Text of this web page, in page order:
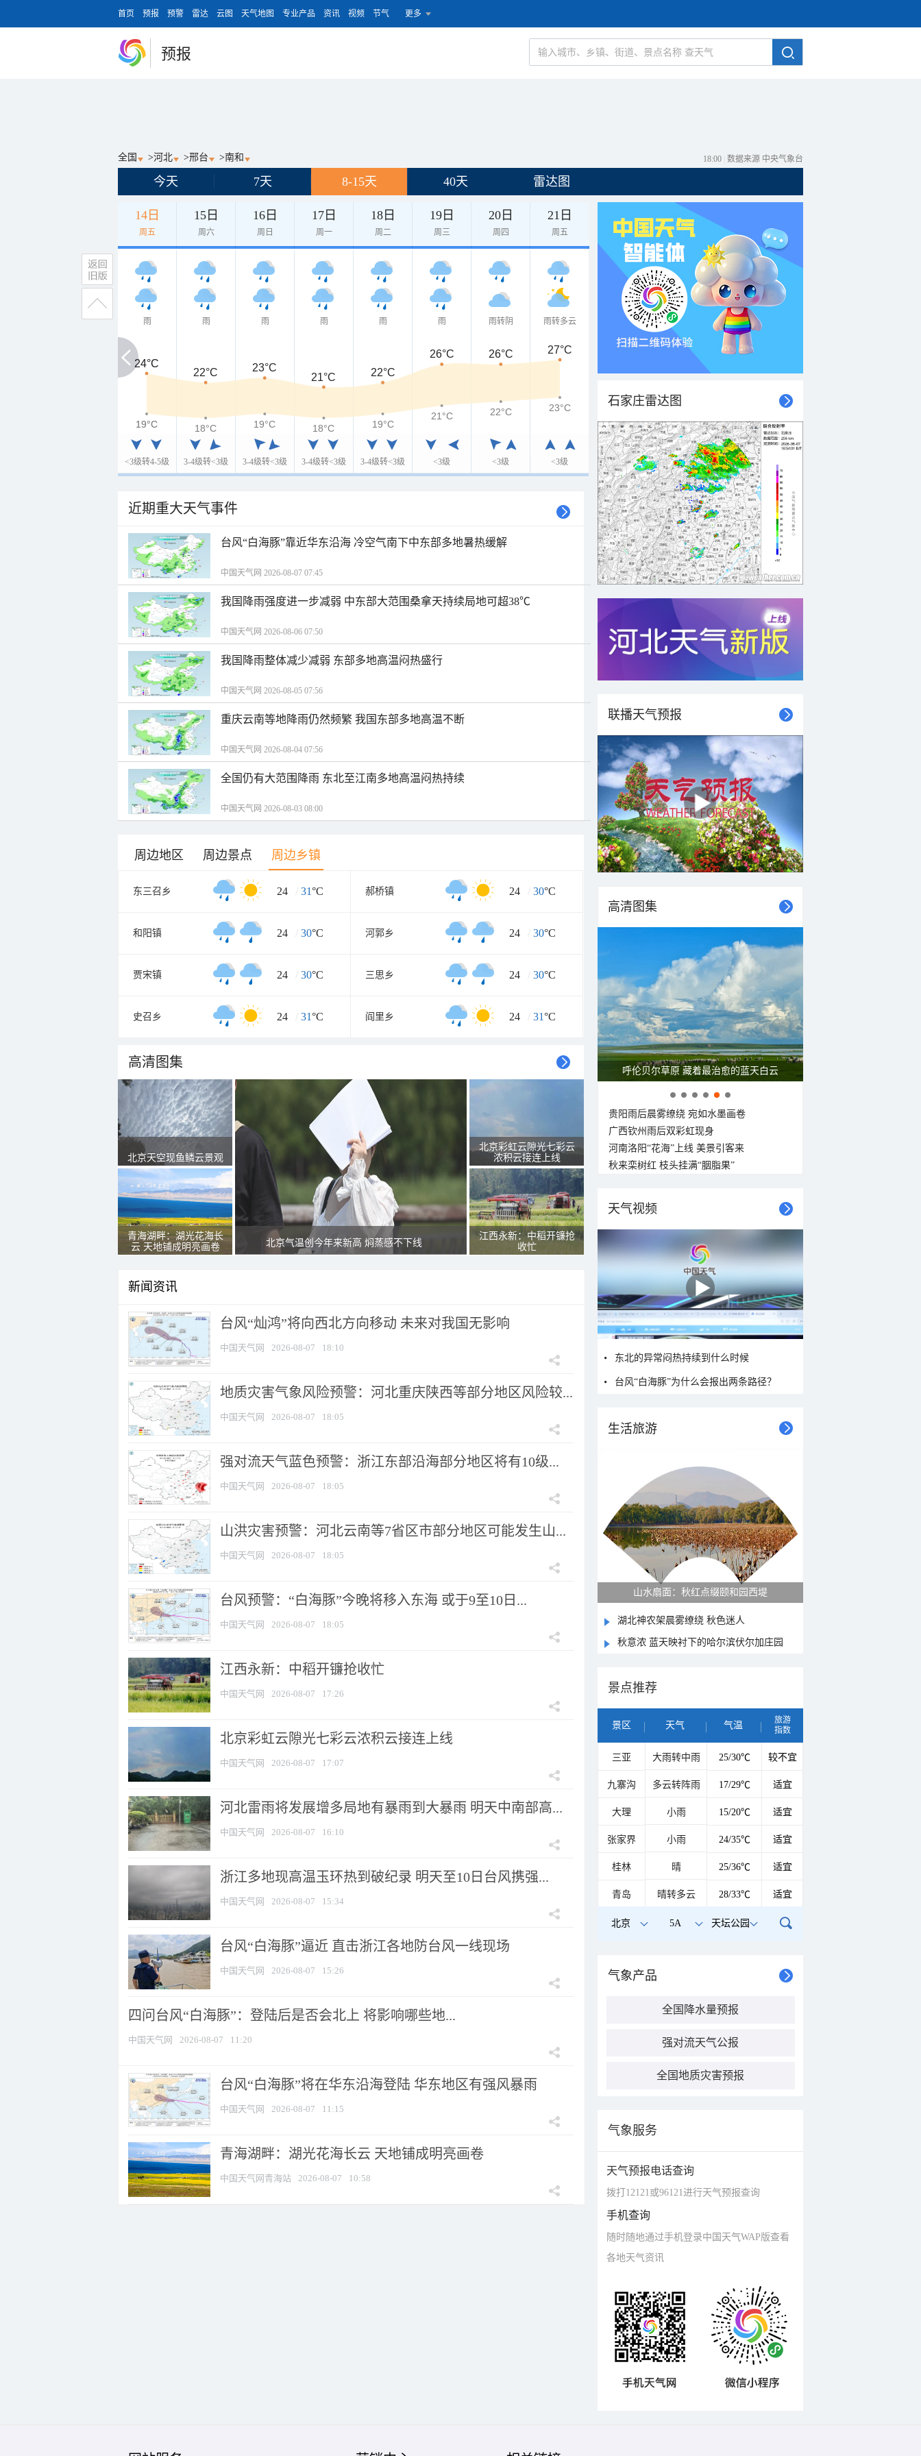
首页 预报 预警 雷达 云图 天气地图 专业产品 资讯 视频 节气 更多
预报
全国 >河北 >邢台 >南和 18:00 数据来源 中央气象台
今天 7天 8-15天 40天 雷达图
14日
周五
15日
周六
16日
周日
17日
周一
18日
周二
19日
周三
20日
周四
21日
周五
雨
<3级转4-5级
雨
3-4级转<3级
雨
3-4级转<3级
雨
3-4级转<3级
雨
3-4级转<3级
雨
<3级
雨转阴
<3级
雨转多云
<3级
24°C
24°C
22°C 23°C
21°C 22°C
26°C 26°C 27°C
19°C
19°C 18°C 19°C 18°C 19°C
21°C 22°C 23°C
近期重大天气事件
台风“白海豚”靠近华东沿海 冷空气南下中东部多地暑热缓解
中国天气网 2026-08-07 07:45
我国降雨强度进一步减弱 中东部大范围桑拿天持续局地可超38℃
中国天气网 2026-08-06 07:50
我国降雨整体减少减弱 东部多地高温闷热盛行
中国天气网 2026-08-05 07:56
重庆云南等地降雨仍然频繁 我国东部多地高温不断
中国天气网 2026-08-04 07:56
全国仍有大范围降雨 东北至江南多地高温闷热持续
中国天气网 2026-08-03 08:00
周边地区 周边景点 周边乡镇
东三召乡 24 / 31°C 郝桥镇 24 / 30°C
和阳镇 24 / 30°C 河郭乡 24 / 30°C
贾宋镇 24 / 30°C 三思乡 24 / 30°C
史召乡 24 / 31°C 阎里乡 24 / 31°C
高清图集
北京天空现鱼鳞云景观
青海湖畔：湖光花海长
云 天地铺成明亮画卷
北京气温创今年来新高 焖蒸感不下线
北京彩虹云隙光七彩云
浓积云接连上线
江西永新：中稻开镰抢
收忙
新闻资讯
台风“灿鸿”将向西北方向移动 未来对我国无影响
中国天气网 2026-08-07 18:10
地质灾害气象风险预警：河北重庆陕西等部分地区风险较...
中国天气网 2026-08-07 18:05
强对流天气蓝色预警：浙江东部沿海部分地区将有10级...
中国天气网 2026-08-07 18:05
山洪灾害预警：河北云南等7省区市部分地区可能发生山...
中国天气网 2026-08-07 18:05
台风预警：“白海豚”今晚将移入东海 或于9至10日...
中国天气网 2026-08-07 18:05
江西永新：中稻开镰抢收忙
中国天气网 2026-08-07 17:26
北京彩虹云隙光七彩云浓积云接连上线
中国天气网 2026-08-07 17:07
河北雷雨将发展增多局地有暴雨到大暴雨 明天中南部高...
中国天气网 2026-08-07 16:10
浙江多地现高温玉环热到破纪录 明天至10日台风携强...
中国天气网 2026-08-07 15:34
台风“白海豚”逼近 直击浙江各地防台风一线现场
中国天气网 2026-08-07 15:26
四问台风“白海豚”：登陆后是否会北上 将影响哪些地...
中国天气网 2026-08-07 11:20
台风“白海豚”将在华东沿海登陆 华东地区有强风暴雨
中国天气网 2026-08-07 11:15
青海湖畔：湖光花海长云 天地铺成明亮画卷
中国天气网青海站 2026-08-07 10:58
石家庄雷达图
联播天气预报
高清图集
呼伦贝尔草原 藏着最治愈的蓝天白云
贵阳雨后晨雾缭绕 宛如水墨画卷
广西钦州雨后双彩虹现身
河南洛阳“花海”上线 美景引客来
秋来栾树红 枝头挂满“胭脂果”
天气视频
东北的异常闷热持续到什么时候
台风“白海豚”为什么会报出两条路径？
生活旅游
山水扇面：秋红点缀颐和园西堤
湖北神农架晨雾缭绕 秋色迷人
秋意浓 蓝天映衬下的哈尔滨伏尔加庄园
景点推荐
景区 天气 气温
旅游
指数
三亚 大雨转中雨 25/30℃ 较不宜
九寨沟 多云转阵雨 17/29℃ 适宜
大理 小雨 15/20℃ 适宜
张家界 小雨 24/35℃ 适宜
桂林 晴 25/36℃ 适宜
青岛 晴转多云 28/33℃ 适宜
北京 5A 天坛公园
气象产品
全国降水量预报
强对流天气公报
全国地质灾害预报
气象服务
天气预报电话查询
拨打12121或96121进行天气预报查询
手机查询
随时随地通过手机登录中国天气WAP版查看
各地天气资讯